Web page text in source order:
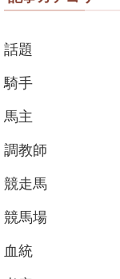
話題
騎手
馬主
調教師
競走馬
競馬場
血統